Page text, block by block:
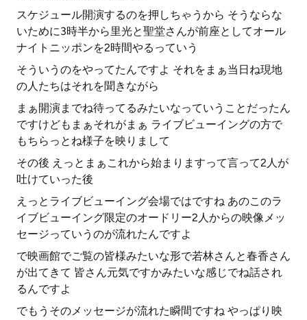
スケジュール開演するのを押しちゃうから そうならな
いために3時半から里光と聖堂さんが前座としてオール
ナイトニッポンを2時間やるっていう
そういうのをやってたんですよ それをまぁ当日ね現地
の人たちはそれを聞きながら
まぁ開演までね待ってるみたいなっていうことだったん
ですけどもまぁそれがまぁ ライブビューイングの方で
もちらっとね様子を映りまして
その後 えっとまぁこれから始まりますって言って2人が
吐けていった後
えっとライブビューイング会場ではですね あのこのラ
イブビューイング限定のオードリー2人からの映像メッ
セージっていうのが流れたんですよ
で映画館でご覧の皆様みたいな形で若林さんと春香さん
が出てきて 皆さん元気ですかみたいな感じでね話され
るんですよ
でもうそのメッセージが流れた瞬間ですね やっぱり映